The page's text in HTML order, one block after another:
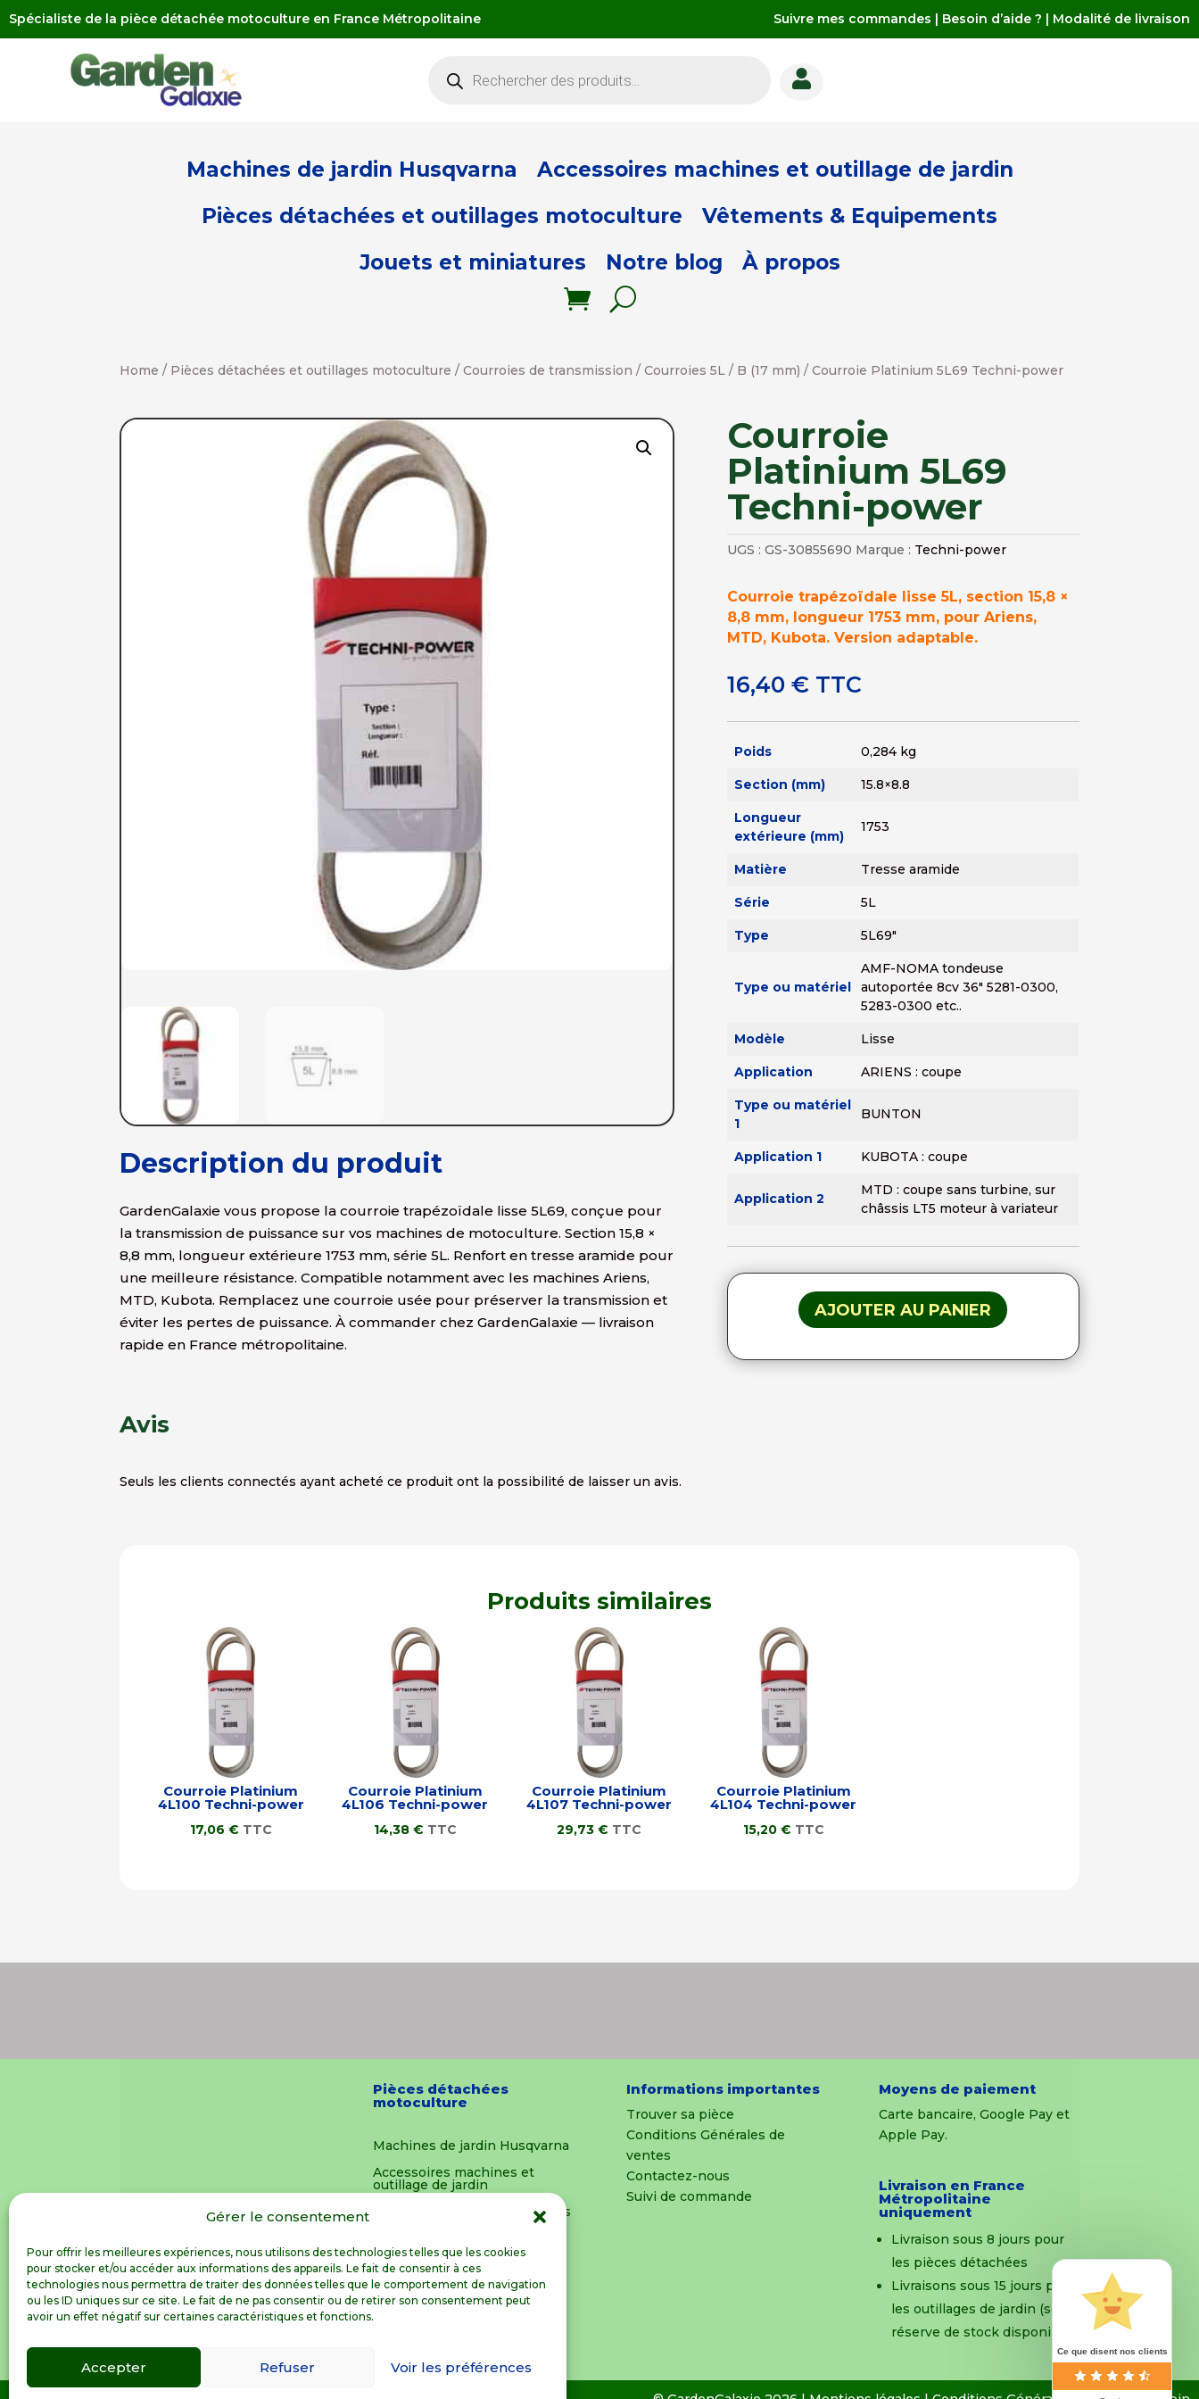
Gérer le consentement
Pour offrir les meilleures expériences, nous utilisons des technologies telles que les cookies
pour stocker et/ou accéder aux informations des appareils. Le fait de consentir à ces
technologies nous permettra de traiter des données telles que le comportement de navigation
ou les ID uniques sur ce site. Le fait de ne pas consentir ou de retirer son consentement peut
avoir un effet négatif sur certaines caractéristiques et fonctions.
Accepter Refuser Voir les préférences
Spécialiste de la pièce détachée motoculture en France Métropolitaine Suivre mes commandes | Besoin d’aide ? | Modalité de livraison
produits 
Machines de jardin Husqvarna
Accessoires machines et outillage de jardin
Pièces détachées et outillages motoculture
Vêtements & Equipements
Jouets et miniatures
Notre blog À propos
Home / Pièces détachées et outillages motoculture /Courroies de transmission /Courroies 5L / B (17 mm) / Courroie Platinium 5L69 Techni-power
Description du produit
GardenGalaxie vous propose la courroie trapézoïdale lisse 5L69, conçue pour
la transmission de puissance sur vos machines de motoculture. Section 15,8 ×
8,8 mm, longueur extérieure 1753 mm, série 5L. Renfort en tresse aramide pour
une meilleure résistance. Compatible notamment avec les machines Ariens,
MTD, Kubota. Remplacez une courroie usée pour préserver la transmission et
éviter les pertes de puissance. À commander chez GardenGalaxie — livraison
rapide en France métropolitaine.
Courroie
Platinium 5L69
Techni-power
UGS : GS-30855690 Marque : Techni-power
Courroie trapézoïdale lisse 5L, section 15,8 ×
8,8 mm, longueur 1753 mm, pour Ariens,
MTD, Kubota. Version adaptable.
16,40 € TTC
Poids 0,284 kg
Section (mm) 15.8×8.8
Longueur
extérieure (mm)
1753
Matière Tresse aramide
Série 5L
Type 5L69"
Type ou matériel
AMF-NOMA tondeuse
autoportée 8cv 36" 5281-0300,
5283-0300 etc..
Modèle Lisse
Application ARIENS : coupe
Type ou matériel
1
BUNTON
Application 1 KUBOTA : coupe
Application 2
MTD : coupe sans turbine, sur
châssis LT5 moteur à variateur
AJOUTER AU PANIER
Avis
Seuls les clients connectés ayant acheté ce produit ont la possibilité de laisser un avis.
Produits similaires
Courroie Platinium
4L100 Techni-power
17,06 € TTC
Courroie Platinium
4L106 Techni-power
14,38 € TTC
Courroie Platinium
4L107 Techni-power
29,73€ TTC
Courroie Platinium
4L104 Techni-power
15,20 € TTC
Pièces détachées
motoculture
Machines de jardin Husqvarna
Accessoires machines et
outillage de jardin
Pièces détachées et outillages
Vêtements & Equipements
Jouets et miniatures
Notre blog
À propos
Informations importantes
Trouver sa pièce
Conditions Générales de
ventes
Contactez-nous
Suivi de commande
Moyens de paiement
Carte bancaire, Google Pay et
Apple Pay.
Livraison en France
Métropolitaine
uniquement
Livraison sous 8 jours pour
les pièces détachées
Livraisons sous 15 jours pour
les outillages de jardin (sous
réserve de stock disponible)
Ce que disent nos clients